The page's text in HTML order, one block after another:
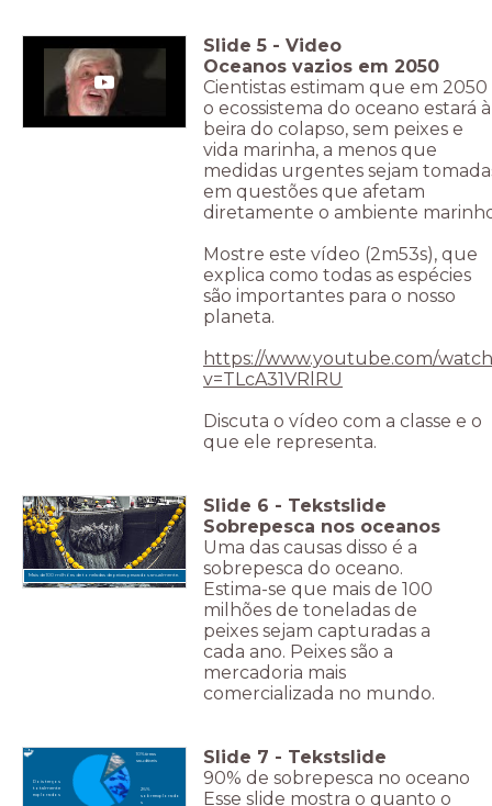
Slide 5 - Video
Oceanos vazios em 2050
Cientistas estimam que em 2050
o ecossistema do oceano estará à
beira do colapso, sem peixes e
vida marinha, a menos que
medidas urgentes sejam
em questões que afetam
diretamente o ambiente
Mostre este vídeo (2m53s), que
explica como todas as espécies
são importantes para o nosso
planeta.
https://www.youtube.com/
v=TLcA31VRlRU
Discuta o vídeo com a classe e o
que ele representa.
Mais de 100 milhões de toneladas de peixes pescados anualmente.
Slide 6 - Tekstslide
Sobrepesca nos oceanos
Uma das causas disso é a
sobrepesca do oceano.
Estima-se que mais de 100
milhões de toneladas de
peixes sejam capturadas a
cada ano. Peixes são a
mercadoria mais
comercializada no mundo.
Dois terços
totalmente
explorados
26%
sobreexplorado
s
10% áreas
saudáveis
Slide 7 - Tekstslide
90% de sobrepesca no oceano
Esse slide mostra o quanto o